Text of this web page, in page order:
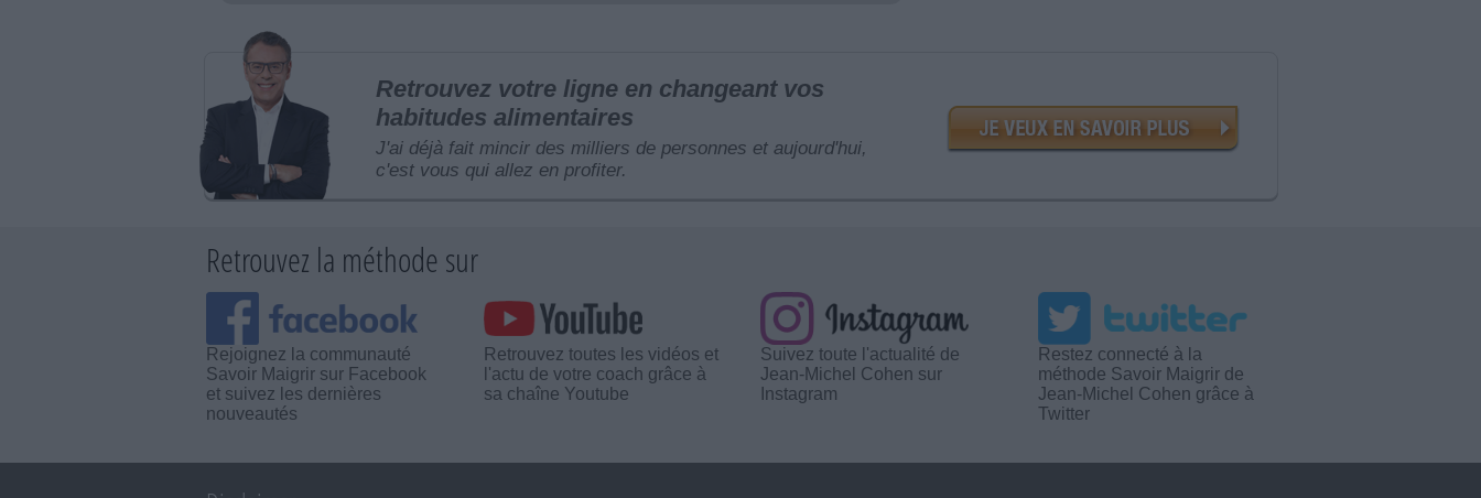
Retrouvez votre ligne en changeant vos
habitudes alimentaires
J'ai déjà fait mincir des milliers de personnes et aujourd'hui,
c'est vous qui allez en profiter.
Retrouvez la méthode sur
Rejoignez la communauté
Savoir Maigrir sur Facebook
et suivez les dernières
nouveautés
Retrouvez toutes les vidéos et
l'actu de votre coach grâce à
sa chaîne Youtube
Suivez toute l'actualité de
Jean-Michel Cohen sur
Instagram
Restez connecté à la
méthode Savoir Maigrir de
Jean-Michel Cohen grâce à
Twitter